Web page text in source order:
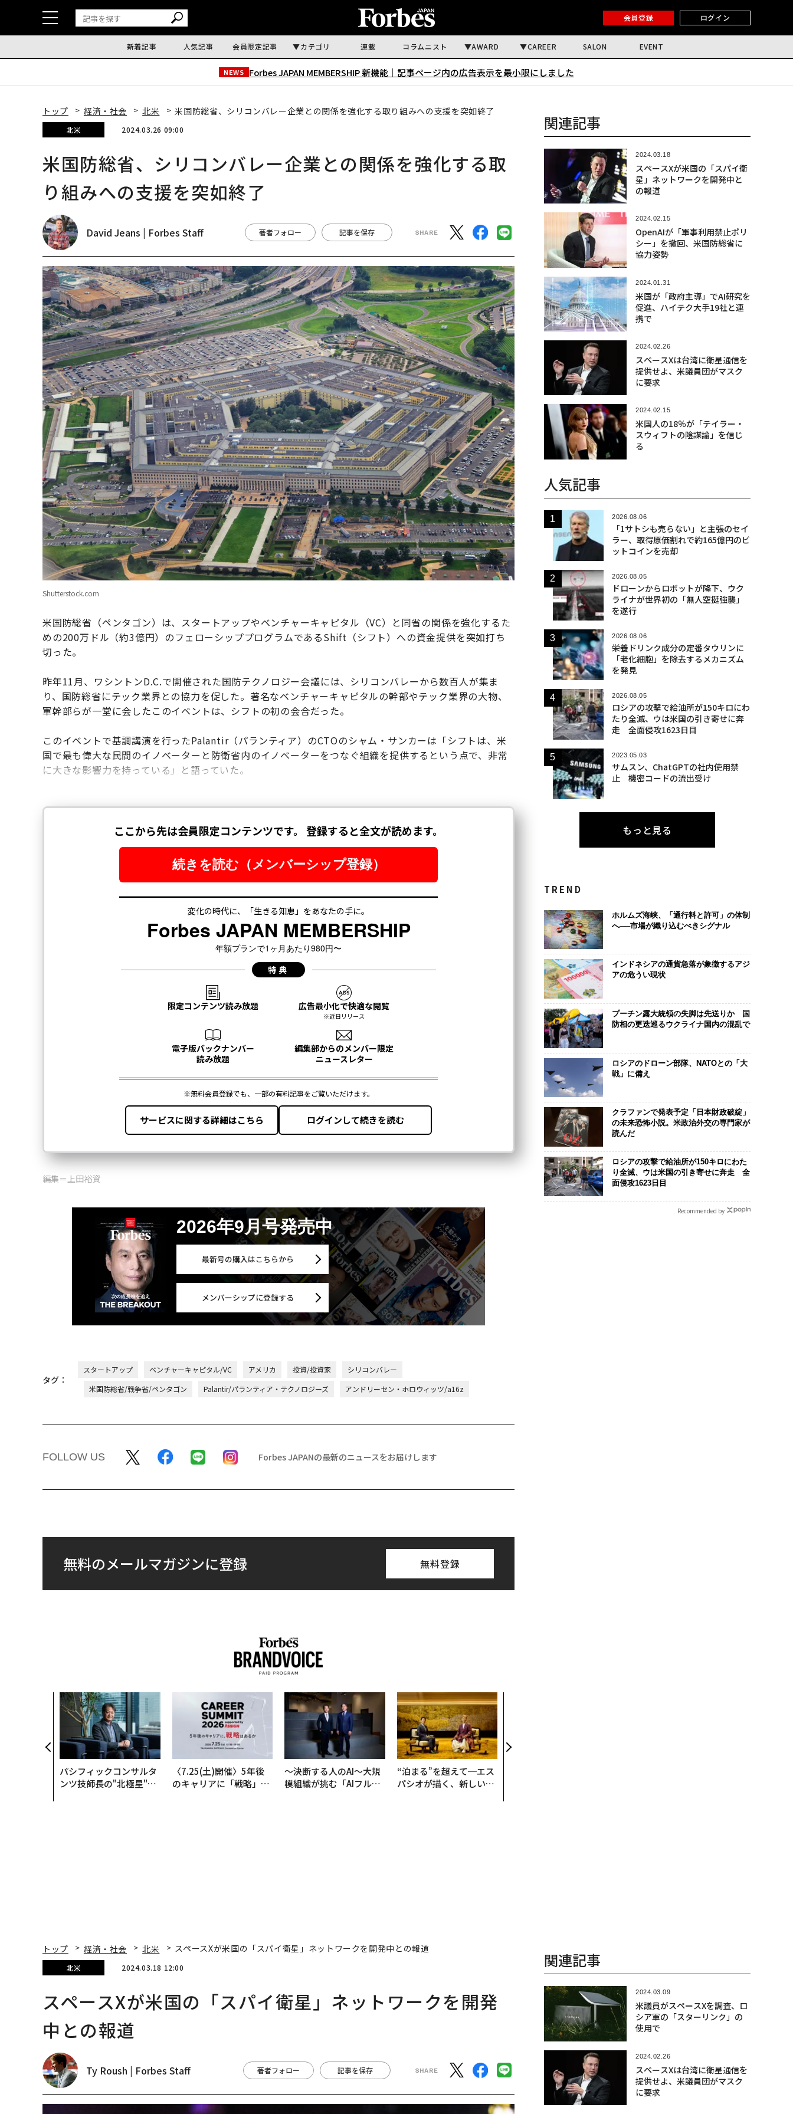
会員登録 ログイン
新着記事 人気記事 会員限定記事 カテゴリ 連載 コラムニスト AWARD CAREER SALON EVENT
NEWS Forbes JAPAN MEMBERSHIP 新機能｜ 記事ページ内の広告表示を最小限にしました
トップ 経済・社会 北米 米国防総省、シリコンバレー企業との関係を強化する取り組みへの支援を突如終了
北米 2024.03.26 09:00
米国防総省、シリコンバレー企業との関係を強化する取
り組みへの支援を突如終了
David Jeans | Forbes Staff 著者フォロー 記事を保存
Shutterstock.com
米国防総省（ペンタゴン）は、スタートアップやベンチャーキャピタル（VC）と同省の関係を強化するた
めの200万ドル（約3億円）のフェローシッププログラムであるShift（シフト）への資金提供を突如打ち
切った。
昨年11月、ワシントンD.C.で開催された国防テクノロジー会議には、シリコンバレーから数百人が集ま
り、国防総省にテック業界との協力を促した。著名なベンチャーキャピタルの幹部やテック業界の大物、
軍幹部らが一堂に会したこのイベントは、シフトの初の会合だった。
このイベントで基調講演を行ったPalantir（パランティア）のCTOのシャム・サンカーは「シフトは、米
国で最も偉大な民間のイノベーターと防衛省内のイノベーターをつなぐ組織を提供するという点で、非常
に大きな影響力を持っている」と語っていた。
編集＝上田裕資
2026年9月号発売中
最新号の購入はこちらから
メンバーシップに登録する
タグ：
スタートアップ ベンチャーキャピタル/VC アメリカ 投資/投資家
シリコンバレー
米国防総省/戦争省/ペンタゴン
Palantir/パランティア・テクノロジーズ アンドリーセン・ホロウィッツ/a16z
FOLLOW US Forbes JAPANの最新のニュースをお届けします
無料のメールマガジンに登録 無料登録
パシフィックコンサルタ
ンツ技師長の"北極星"。
〈7.25(土)開催〉5年後
のキャリアに「戦略」は
〜決断する人のAI〜大規
模組織が挑む「AIフル実
“泊まる”を超えて─エス
パシオが描く、新しい日
関連記事
2024.03.18
スペースXが米国の「スパイ衛
星」ネットワークを開発中と
の報道
2024.02.15
OpenAIが「軍事利用禁止ポリ
シー」を撤回、米国防総省に
協力姿勢
2024.01.31
米国が「政府主導」でAI研究を
促進、ハイテク大手19社と連
携で
2024.02.26
スペースXは台湾に衛星通信を
提供せよ、米議員団がマスク
に要求
2024.02.15
米国人の18％が「テイラー・
スウィフトの陰謀論」を信じ
る
人気記事
2026.08.06
「1サトシも売らない」と主張のセイ
ラー、取得原価割れで約165億円のビ
ットコインを売却
2026.08.05
ドローンからロボットが降下、ウク
ライナが世界初の「無人空挺強襲」
を遂行
2026.08.06
栄養ドリンク成分の定番タウリンに
「老化細胞」を除去するメカニズム
を発見
2026.08.05
ロシアの攻撃で給油所が150キロにわ
たり全滅、ウは米国の引き寄せに奔
走 全面侵攻1623日目
2023.05.03
サムスン、ChatGPTの社内使用禁
止 機密コードの流出受け
もっと見る
TREND
ホルムズ海峡、「通行料と許可」の体制
へ──市場が織り込むべきシグナル
インドネシアの通貨急落が象徴するアジ
アの危うい現状
プーチン露大統領の失脚は先送りか 国
防相の更迭巡るウクライナ国内の混乱で
ロシアのドローン部隊、NATOとの「大
戦」に備え
クラファンで発表予定「日本財政破綻」
の未来恐怖小説。米政治外交の専門家が
読んだ
ロシアの攻撃で給油所が150キロにわた
り全滅、ウは米国の引き寄せに奔走 全
面侵攻1623日目
Recommended by
トップ 経済・社会 北米 スペースXが米国の「スパイ衛星」ネットワークを開発中との報道
北米 2024.03.18 12:00
スペースXが米国の「スパイ衛星」ネットワークを開発
中との報道
Ty Roush | Forbes Staff 著者フォロー 記事を保存
関連記事
2024.03.09
米議員がスペースXを調査、ロ
シア軍の「スターリンク」の
使用で
2024.02.26
スペースXは台湾に衛星通信を
提供せよ、米議員団がマスク
に要求